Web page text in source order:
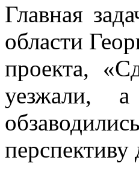
Главная
области
проекта,
уезжали,
перспективу